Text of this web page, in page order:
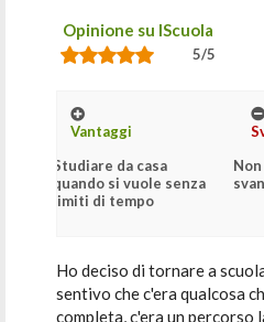
Opinione su IScuola
5/5
Vantaggi
Studiare da casa
quando si vuole senza
limiti di tempo
Ho deciso di tornare a
sentivo che c'era qualcosa
completa, c'era un percorso